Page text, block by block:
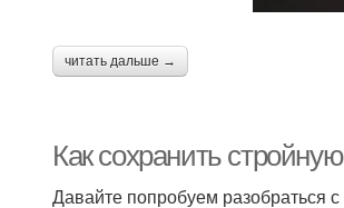
читать дальше →
Как сохранить
Давайте попробуем разобраться